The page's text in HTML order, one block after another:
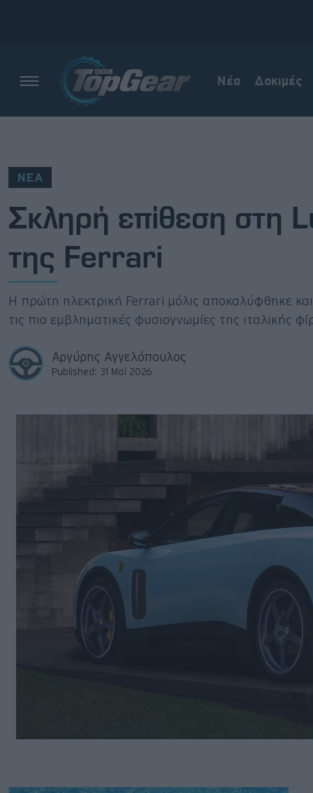
Νέα Δοκιμές
ΝΕΑ
Σκληρή επίθεση στη
της Ferrari
Η πρώτη ηλεκτρική Ferrari μόλις αποκαλύφθηκε
τις πιο εμβληματικές φυσιογνωμίες της ιταλικής
Αργύρης Αγγελόπουλος
Published: 31 Μαϊ 2026
Electric
Motorsport
Άποψη
Viral
Big Reads
Retro
Gaming